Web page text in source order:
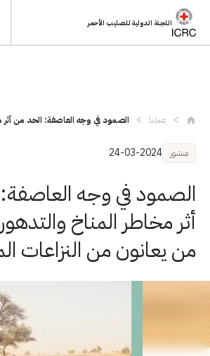
اللجنة الدولية للصليب الأحمر
عملنا الصمود في وجه العاصفة: الحد من
منشور 24-03-2024
الصمود في وجه
أثر مخاطر المناخ
من يعانون من النزاعات